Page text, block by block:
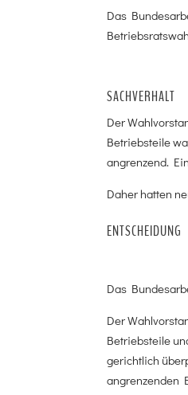
Das
SACHVERHALT
Der
Betriebsteile
angrenzend.
Daher hatten
ENTSCHEIDUNG
Das
Der
Betriebsteile
gerichtlich
angrenzenden